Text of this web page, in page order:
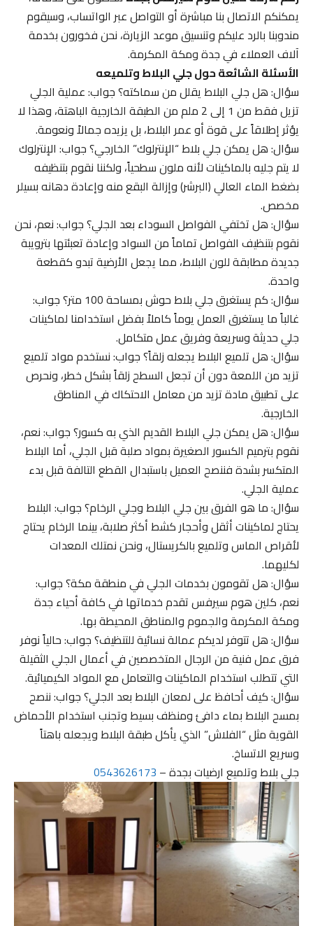
يمكنكم الاتصال بنا مباشرة أو التواصل عبر الواتساب، وسيقوم
مندوبنا بالرد عليكم وتنسيق موعد الزيارة، نحن فخورون بخدمة
آلاف العملاء في جدة ومكة المكرمة.
الأسئلة الشائعة حول جلي البلاط وتلميعه
سؤال: هل جلي البلاط يقلل من سماكته؟ جواب: عملية الجلي
تزيل فقط من 1 إلى 2 ملم من الطبقة الخارجية الباهتة، وهذا لا
يؤثر إطلاقاً على قوة أو عمر البلاط، بل يزيده جمالاً ونعومة.
سؤال: هل يمكن جلي بلاط “الإنترلوك” الخارجي؟ جواب: الإنترلوك
لا يتم جليه بالماكينات لأنه ملون سطحياً، ولكننا نقوم بتنظيفه
بضغط الماء العالي (البرشر) وإزالة البقع منه وإعادة دهانه بسيلر
مخصص.
سؤال: هل تختفي الفواصل السوداء بعد الجلي؟ جواب: نعم، نحن
نقوم بتنظيف الفواصل تماماً من السواد وإعادة تعبئتها بترويبة
جديدة مطابقة للون البلاط، مما يجعل الأرضية تبدو كقطعة
واحدة.
سؤال: كم يستغرق جلي بلاط حوش بمساحة 100 متر؟ جواب:
غالباً ما يستغرق العمل يوماً كاملاً بفضل استخدامنا لماكينات
جلي حديثة وسريعة وفريق عمل متكامل.
سؤال: هل تلميع البلاط يجعله زلقاً؟ جواب: نستخدم مواد تلميع
تزيد من اللمعة دون أن تجعل السطح زلقاً بشكل خطر، ونحرص
على تطبيق مادة تزيد من معامل الاحتكاك في المناطق
الخارجية.
سؤال: هل يمكن جلي البلاط القديم الذي به كسور؟ جواب: نعم،
نقوم بترميم الكسور الصغيرة بمواد صلبة قبل الجلي، أما البلاط
المتكسر بشدة فننصح العميل باستبدال القطع التالفة قبل بدء
عملية الجلي.
سؤال: ما هو الفرق بين جلي البلاط وجلي الرخام؟ جواب: البلاط
يحتاج لماكينات أثقل وأحجار كشط أكثر صلابة، بينما الرخام يحتاج
لأقراص الماس وتلميع بالكريستال، ونحن نمتلك المعدات
لكليهما.
سؤال: هل تقومون بخدمات الجلي في منطقة مكة؟ جواب:
نعم، كلين هوم سيرفس تقدم خدماتها في كافة أحياء جدة
ومكة المكرمة والجموم والمناطق المحيطة بها.
سؤال: هل تتوفر لديكم عمالة نسائية للتنظيف؟ جواب: حالياً نوفر
فرق عمل فنية من الرجال المتخصصين في أعمال الجلي الثقيلة
التي تتطلب استخدام الماكينات والتعامل مع المواد الكيميائية.
سؤال: كيف أحافظ على لمعان البلاط بعد الجلي؟ جواب: ننصح
بمسح البلاط بماء دافئ ومنظف بسيط وتجنب استخدام الأحماض
القوية مثل “الفلاش” الذي يأكل طبقة البلاط ويجعله باهتاً
وسريع الاتساخ.
جلي بلاط وتلميع ارضيات بجدة –0543626173